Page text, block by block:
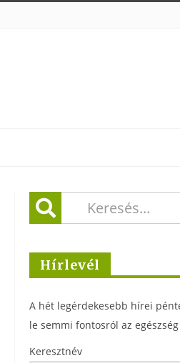
Hírlevél
A hét legérdekesebb hírei
le semmi fontosról az
Keresztnév